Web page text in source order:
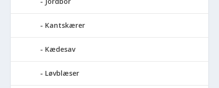
Kantskærer
Kædesav
Løvblæser